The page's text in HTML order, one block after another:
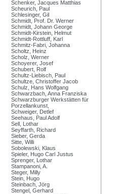
Schenker, Jacques Matthias
Scheurich, Paul
Schlesinger, Gil
Schmidt, Prof. Dr. Werner
Schmidt, Johann George
Schmidt-Kirstein, Helmut
Schmidt-Rottluff, Karl
Schmitz-Fabri, Johanna
Scholtz, Heinz
Scholz, Werner
Schoyerer, Josef
Schubert, Rolf
Schultz-Liebisch, Paul
Schultze, Christoffer Jacob
Schulz, Hans Wolfgang
Schwarzbach, Anna Franziska
Schwarzburger Werkstätten für
Porzellankunst,
Schweiger, Detlef
Seehaus, Paul Adolf
Sell, Lothar
Seyffarth, Richard
Sieber, Gerda
Sitte, Willi
Sobolewski, Klaus
Spieler, Hugo Carl Justus
Sprenger, Lothar
Stampanoni, A.
Steger, Milly
Stein, Hugo
Steinbach, Jörg
Stengel, Gerhard